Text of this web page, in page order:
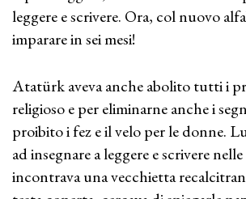
leggere e scrivere. Ora, col nuovo
imparare in sei mesi!
Atatürk aveva anche abolito tutti i
religioso e per eliminarne anche i
proibito i fez e il velo per le donne.
ad insegnare a leggere e scrivere nelle
incontrava una vecchietta